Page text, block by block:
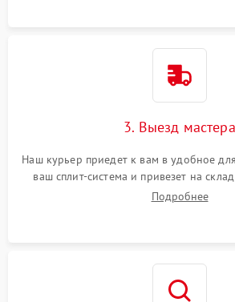
3. Выезд мастера
Наш курьер приедет к вам в удобное
ваш сплит-система и привезет на
Подробнее